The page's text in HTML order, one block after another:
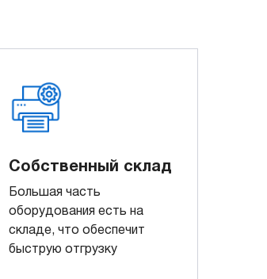
Собственный склад
Большая часть
оборудования есть на
складе, что обеспечит
быструю отгрузку